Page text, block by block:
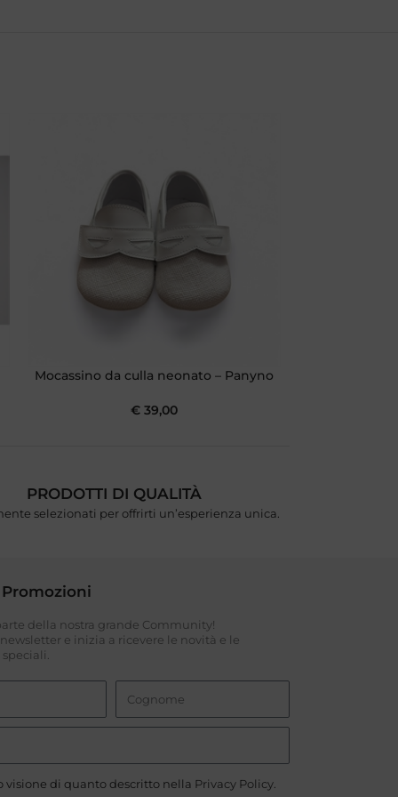
Mocassino da culla neonato – Panyno
€39,00
PRODOTTI DI QUALITÀ
selezionati per offrirti un’esperienza unica.
della nostra grande Community!
e inizia a ricevere le novità e le
visione di quanto descritto nella Privacy Policy.